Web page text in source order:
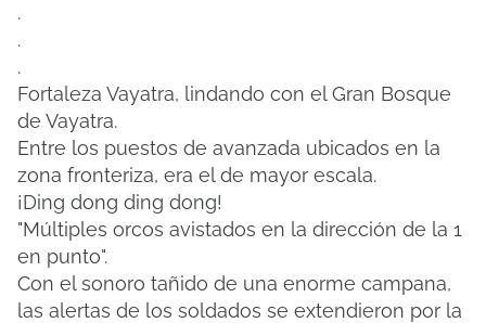
.
.
.
Fortaleza Vayatra, lindando con el Gran Bosque
de Vayatra.
Entre los puestos de avanzada ubicados en la
zona fronteriza, era el de mayor escala.
¡Ding dong ding dong!
"Múltiples orcos avistados en la dirección de la 1
en punto".
Con el sonoro tañido de una enorme campana,
las alertas de los soldados se extendieron por la